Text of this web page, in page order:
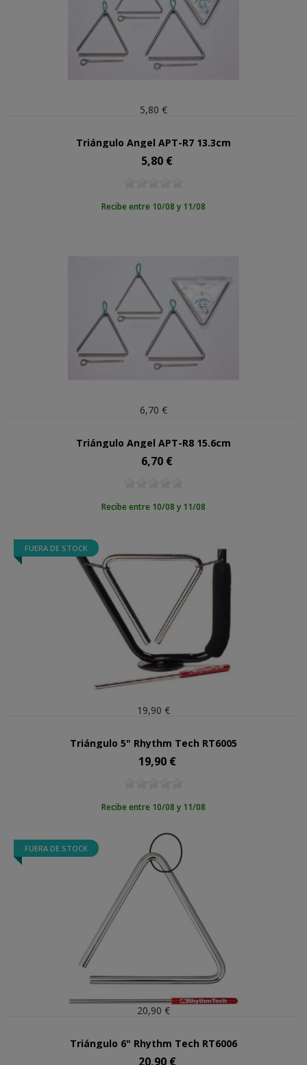
5,80 €
Triángulo Angel APT-R7 13.3cm
Precio
5,80 €
Recibe entre 10/08 y 11/08
6,70 €
Triángulo Angel APT-R8 15.6cm
Precio
6,70 €
Recibe entre 10/08 y 11/08
FUERA DE STOCK
19,90 €
Triángulo 5" Rhythm Tech RT6005
Precio
19,90 €
Recibe entre 10/08 y 11/08
FUERA DE STOCK
20,90 €
Triángulo 6" Rhythm Tech RT6006
Precio
20,90 €